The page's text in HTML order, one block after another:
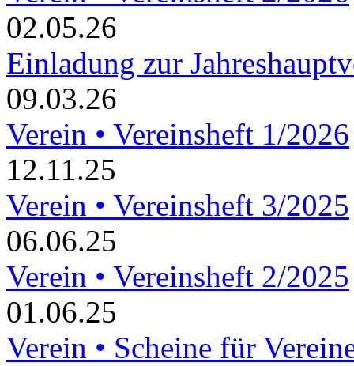
02.05.26
Einladung zur
09.03.26
Verein • Vereinsheft 1/2026
12.11.25
Verein • Vereinsheft 3/2025
06.06.25
Verein • Vereinsheft 2/2025
01.06.25
Verein • Scheine für